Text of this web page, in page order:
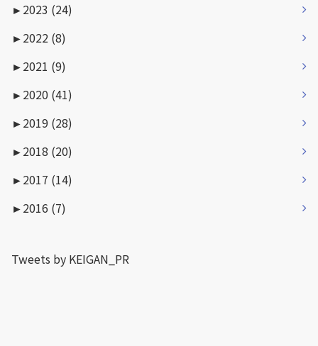
►2023 (24)
►2022 (8)
►2021 (9)
►2020 (41)
►2019 (28)
►2018 (20)
►2017 (14)
►2016 (7)
Tweets by KEIGAN_PR